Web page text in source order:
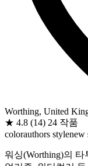
Worthing, United
★ 4.8 (14) 24 작품
colorauthors stylenew
워싱(Worthing)의